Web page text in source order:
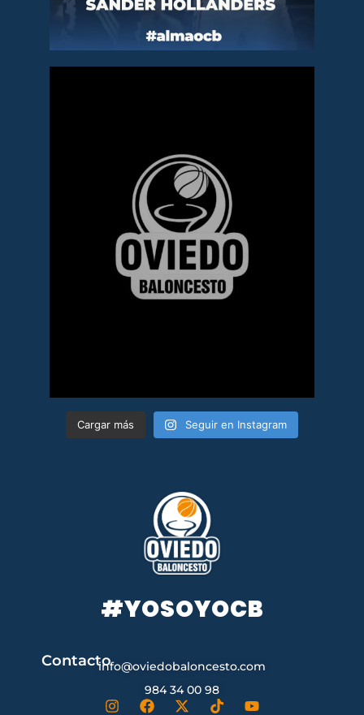
Cargar más Seguir en Instagram
#YOSOYOCB
Contactoinfo@oviedobaloncesto.com
984 34 00 98